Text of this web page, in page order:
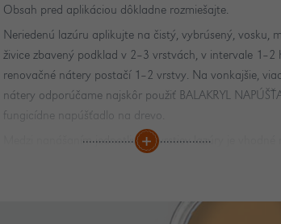
Obsah pred aplikáciou dôkladne rozmiešajte.
Neriedenú lazúru aplikujte na čistý, vybrúsený, vosku,
živice zbavený podklad v 2–3 vrstvách, v intervale 1–2
renovačné nátery postačí 1–2 vrstvy. Na vonkajšie,
nátery odporúčame najskôr použiť BALAKRYL
fungicídne napúšťadlo na drevo.
Medzi nanášaním jednotlivých vrstiev lazúry je vhodné
Pomôcky po použití ihneď umyte vodou.